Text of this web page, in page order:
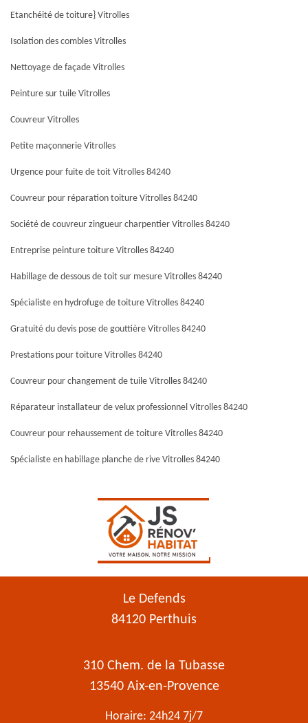
Etanchéité de toiture} Vitrolles
Isolation des combles Vitrolles
Nettoyage de façade Vitrolles
Peinture sur tuile Vitrolles
Couvreur Vitrolles
Petite maçonnerie Vitrolles
Urgence pour fuite de toit Vitrolles 84240
Couvreur pour réparation toiture Vitrolles 84240
Société de couvreur zingueur charpentier Vitrolles 84240
Entreprise peinture toiture Vitrolles 84240
Habillage de dessous de toit sur mesure Vitrolles 84240
Spécialiste en hydrofuge de toiture Vitrolles 84240
Gratuité du devis pose de gouttière Vitrolles 84240
Prestations pour toiture Vitrolles 84240
Couvreur pour changement de tuile Vitrolles 84240
Réparateur installateur de velux professionnel Vitrolles 84240
Couvreur pour rehaussement de toiture Vitrolles 84240
Spécialiste en habillage planche de rive Vitrolles 84240
Le Defends
84120 Perthuis
310 Chem. de la Tubasse
13540 Aix-en-Provence
Horaire: 24h24 7j/7